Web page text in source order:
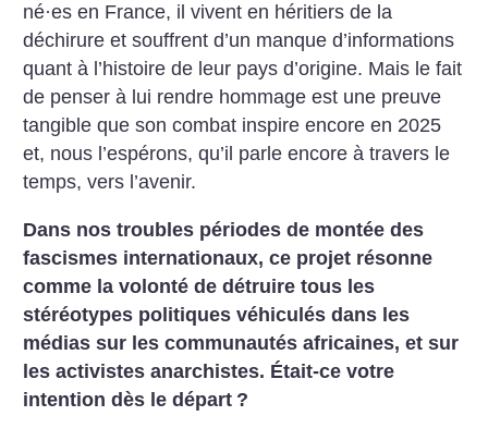
né·es en France, il vivent en héritiers de la
déchirure et souffrent d’un manque d’informations
quant à l’histoire de leur pays d’origine. Mais le fait
de penser à lui rendre hommage est une preuve
tangible que son combat inspire encore en 2025
et, nous l’espérons, qu’il parle encore à travers le
temps, vers l’avenir.
Dans nos troubles périodes de montée des
fascismes internationaux, ce projet résonne
comme la volonté de détruire tous les
stéréotypes politiques véhiculés dans les
médias sur les communautés africaines, et sur
les activistes anarchistes. Était-ce votre
intention dès le départ ?